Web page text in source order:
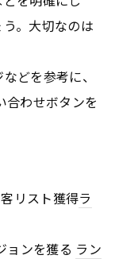
。大切なのは
どを参考に、
合わせボタンを
リスト獲得ラ
ョンを獲る ラン